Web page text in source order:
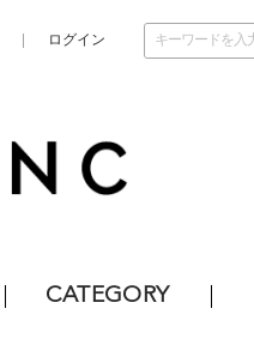
ログイン
CATEGORY